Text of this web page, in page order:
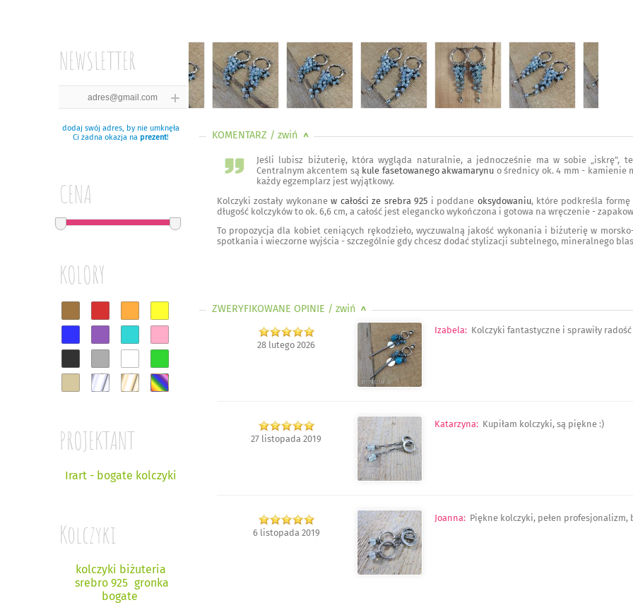
NEWSLETTER
dodaj swój adres, by nie umknęła
Ci żadna okazja na prezent!
CENA
KOLORY
PROJEKTANT
Irart - bogate kolczyki
Kolczyki
kolczyki biżuteria
srebro 925 gronka
bogate
KOMENTARZ / zwiń <
Jeśli lubisz biżuterię, która wygląda naturalnie, a jednocześnie ma w sobie „iskrę”,
Centralnym akcentem są kule fasetowanego akwamarynu o średnicy ok. 4 mm - kamienie
każdy egzemplarz jest wyjątkowy.
Kolczyki zostały wykonanew całości ze srebra 925 i poddane oksydowaniu, które podkreśla formę
długość kolczyków to ok. 6,6 cm, a całość jest elegancko wykończona i gotowa na wręczenie -
To propozycja dla kobiet ceniących rękodzieło, wyczuwalną jakość wykonania i biżuterię w
spotkania i wieczorne wyjścia - szczególnie gdy chcesz dodać stylizacji subtelnego, mineralnego
ZWERYFIKOWANE OPINIE / zwiń >
28 lutego 2026
Izabela: Kolczyki fantastyczne i sprawiły
27 listopada 2019
Katarzyna: Kupiłam kolczyki, są piękne :)
6 listopada 2019
Joanna: Piękne kolczyki, pełen